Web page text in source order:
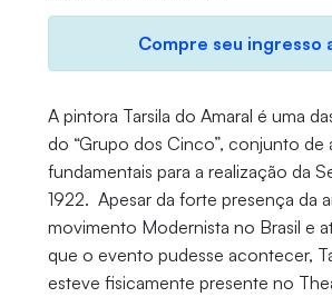
Compre seu ingresso
A pintora Tarsila do Amaral é uma
do “Grupo dos Cinco”, conjunto de
fundamentais para a realização da
1922. Apesar da forte presença da
movimento Modernista no Brasil e
que o evento pudesse acontecer,
esteve fisicamente presente no